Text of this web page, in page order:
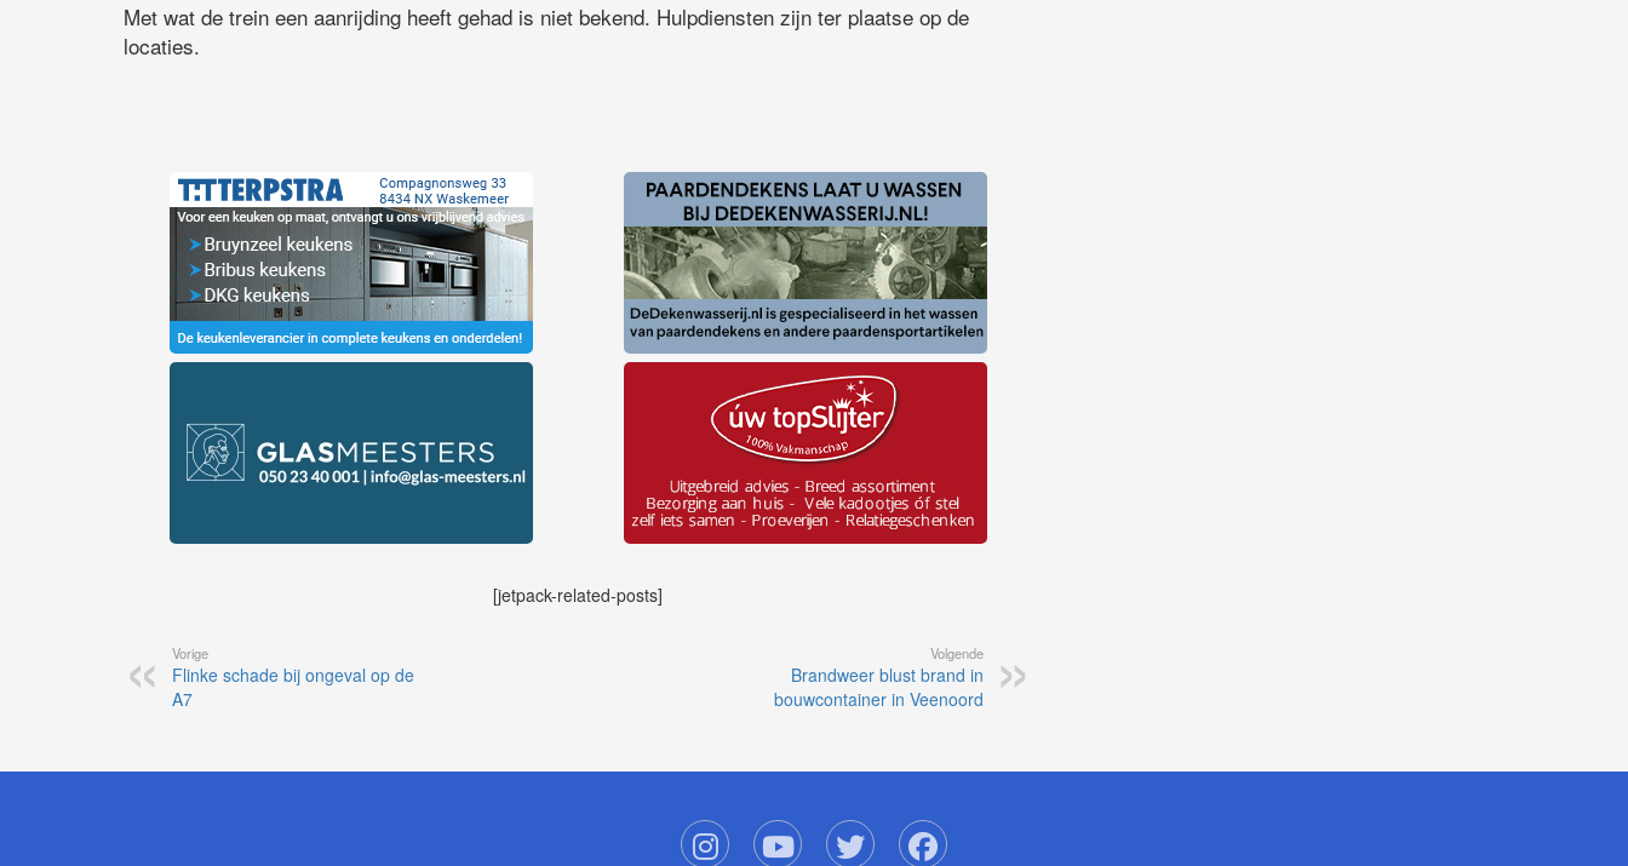
Met wat de trein een aanrijding heeft gehad is niet bekend. Hulpdiensten zijn ter plaatse op de
locaties.
[jetpack-related-posts]
Vorige
Flinke schade bij ongeval op de
A7
Volgende
Brandweer blust brand in
bouwcontainer in Veenoord